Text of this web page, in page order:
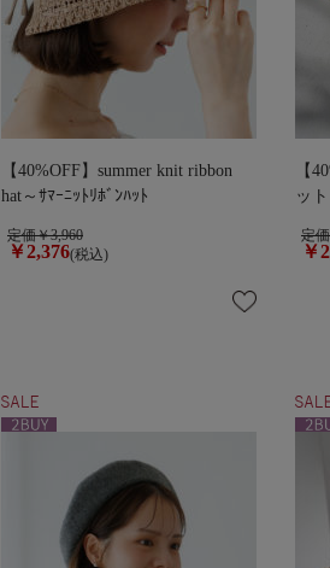
【40%OFF】summer knit ribbon
hat～ｻﾏｰﾆｯﾄﾘﾎﾞﾝﾊｯﾄ
定価￥3,960
￥2,376(税込)
【
ット
定
￥